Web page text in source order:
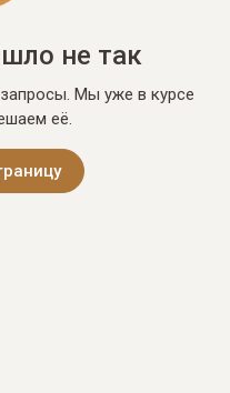
не так
Мы уже в курсе
её.